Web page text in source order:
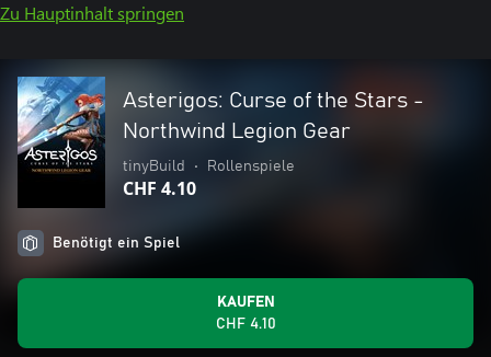
Zu Hauptinhalt springen
Asterigos: Curse of the Stars -
Northwind Legion Gear
tinyBuild • Rollenspiele
CHF 4.10
Benötigt ein Spiel
KAUFEN
CHF 4.10